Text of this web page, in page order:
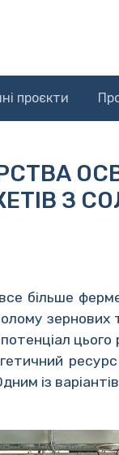
проєкти
З
більше
із